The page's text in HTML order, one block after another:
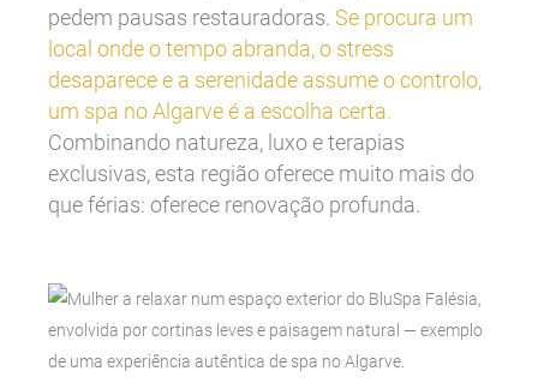
pedem pausas restauradoras. Se procura um
local onde o tempo abranda, o stress
desaparece e a serenidade assume o controlo,
um spa no Algarve é a escolha certa.
Combinando natureza, luxo e terapias
exclusivas, esta região oferece muito mais do
que férias: oferece renovação profunda.